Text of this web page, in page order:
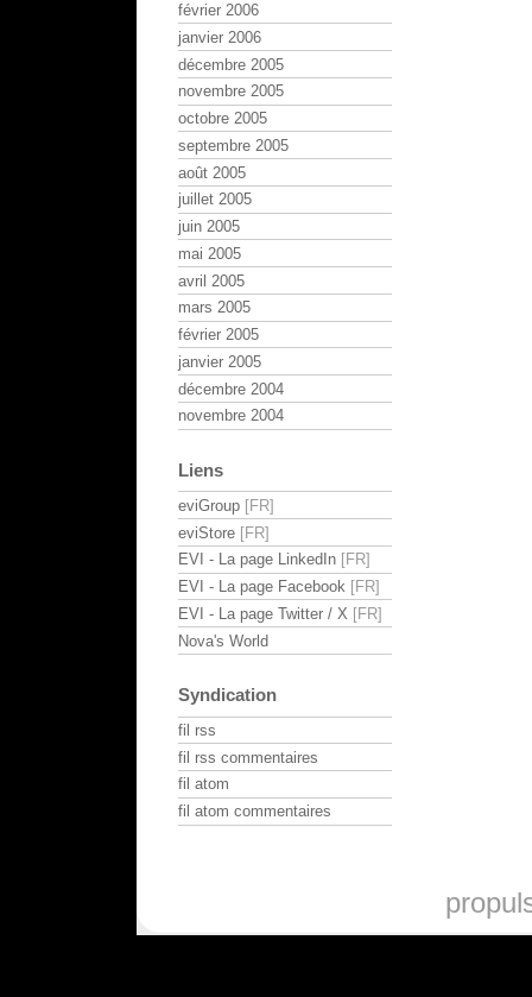
février 2006
janvier 2006
décembre 2005
novembre 2005
octobre 2005
septembre 2005
août 2005
juillet 2005
juin 2005
mai 2005
avril 2005
mars 2005
février 2005
janvier 2005
décembre 2004
novembre 2004
Liens
eviGroup
eviStore
EVI - La page LinkedIn
EVI - La page Facebook
EVI - La page Twitter / X
Nova's World
Syndication
fil rss
fil rss commentaires
fil atom
fil atom commentaires